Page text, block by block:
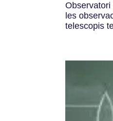
Observatori
les
telescopis